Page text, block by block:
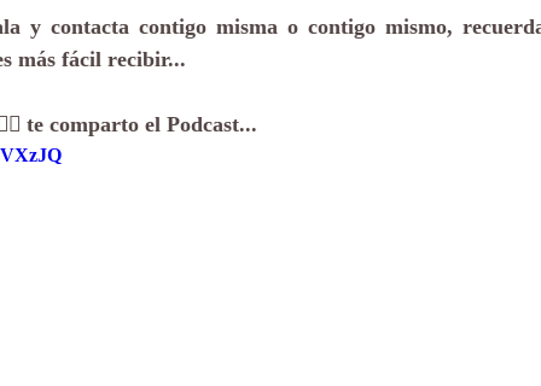
y contacta contigo misma o contigo mismo,
más fácil recibir...
te comparto el Podcast...